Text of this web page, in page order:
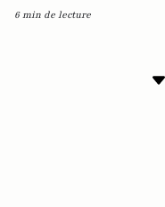
6 min de lecture